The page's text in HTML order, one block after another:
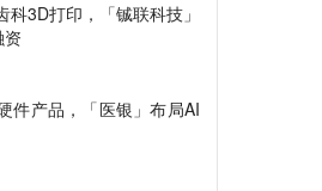
3D打印，「铖联科技」
件产品，「医银」布局AI